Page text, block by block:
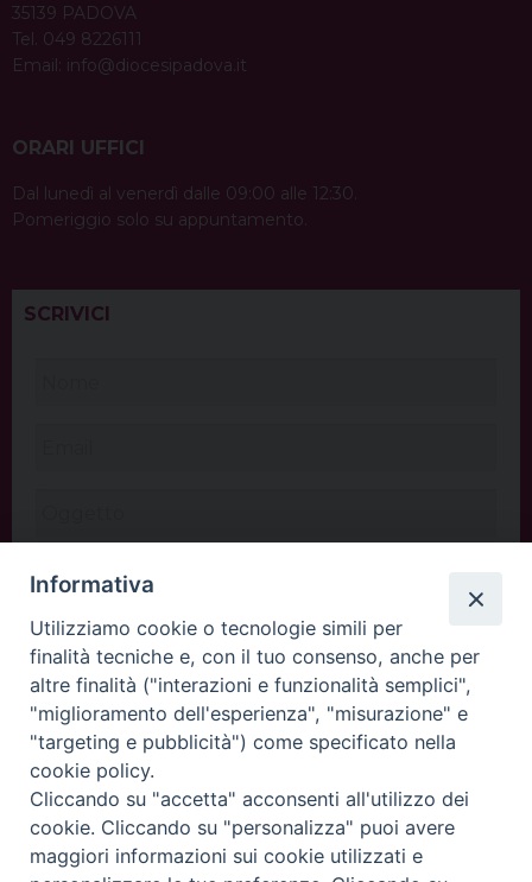
35139 PADOVA
Tel. 049 8226111
Email: info@diocesipadova.it
ORARI UFFICI
Dal lunedì al venerdì dalle 09:00 alle 12:30.
Pomeriggio solo su appuntamento.
SCRIVICI
INVIA
Informativa
Utilizziamo cookie o tecnologie simili per
finalità tecniche e, con il tuo consenso, anche per
altre finalità ("interazioni e funzionalità semplici",
"miglioramento dell'esperienza", "misurazione" e
"targeting e pubblicità") come specificato nella
cookie policy.
Cliccando su "accetta" acconsenti all'utilizzo dei
cookie. Cliccando su "personalizza" puoi avere
maggiori informazioni sui cookie utilizzati e